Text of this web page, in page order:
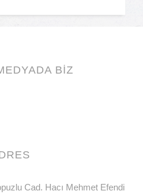
BİZ
Cad. Hacı Mehmet Efendi